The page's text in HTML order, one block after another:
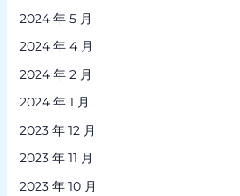
2024 年 5 月
2024 年 4 月
2024 年 2 月
2024 年 1 月
2023 年 12 月
2023 年 11 月
2023 年 10 月